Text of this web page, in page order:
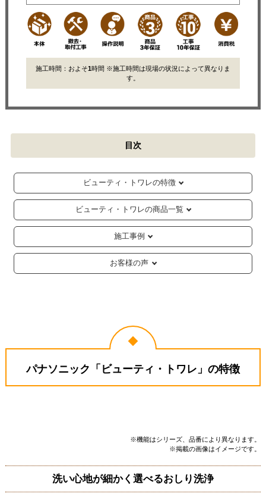
施工時間：およそ1時間 ※施工時間は現場の状況によって異なりま
す。
目次
ビューティ・トワレの特徴
ビューティ・トワレの商品一覧
施工事例
お客様の声
パナソニック「ビューティ・トワレ」の特徴
※機能はシリーズ、品番により異なります。
※掲載の画像はイメージです。
洗い心地が細かく選べるおしり洗浄